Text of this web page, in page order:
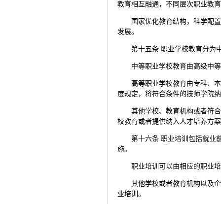
教育相互融通，不同层次职业教
国家优化教育结构，科学配
发展。
第十五条 职业学校教育分为
中等职业学校教育由高级中
高等职业学校教育由专科、
度规定，将符合条件的技师学院
其他学校、教育机构或者符
校教育或者提供纳入人才培养方
第十六条 职业培训包括就业
施。
职业培训可以由相应的职业
其他学校或者教育机构以及
业培训。